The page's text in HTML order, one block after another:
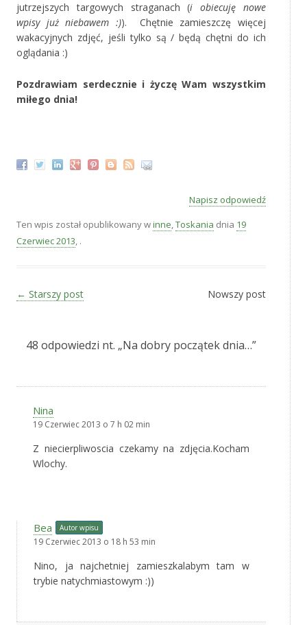
jutrzejszych targowych straganach (i obiecuję nowe
wpisy już niebawem :)). Chętnie zamieszczę więcej
wakacyjnych zdjęć, jeśli tylko są / będą chętni do ich
oglądania :)
Pozdrawiam serdecznie i życzę Wam wszystkim
miłego dnia!
Napisz odpowiedź
Ten wpis został opublikowany winne,Toskania dnia 19
Czerwiec 2013, .
Zobacz wpisy
← Starszy post Nowszy post
48 odpowiedzi nt. „Na dobry początek dnia…”
Nina
19 Czerwiec 2013 o 7 h 02 min
Z niecierpliwoscia czekamy na zdjęcia.Kocham
Wlochy.
Bea Autor wpisu
19 Czerwiec 2013 o 18 h 53 min
Nino, ja najchetniej zamieszkalabym tam w
trybie natychmiastowym :))